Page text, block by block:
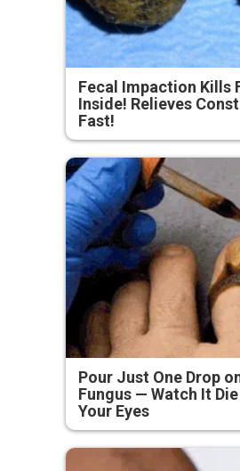
Fecal Impaction Kills
Inside! Relieves
Fast!
Pour Just One Drop
Fungus — Watch It
Your Eyes